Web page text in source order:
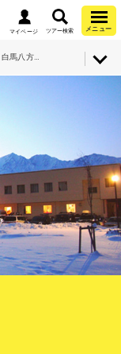
マイページ ツアー検索 メニュー
宿泊のみ・白馬八方尾根スキー場・白馬ハイランドホテル